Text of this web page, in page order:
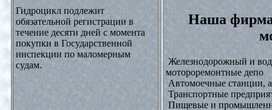
Гидроцикл подлежит
обязательной регистрации в
течение десяти дней с момента
покупки в Государственной
инспекции по маломерным
судам.
Наша фирма
Железнодорожный и
мотороремонтные депо
Автомоечные станции,
Транспортные
Пищевые и